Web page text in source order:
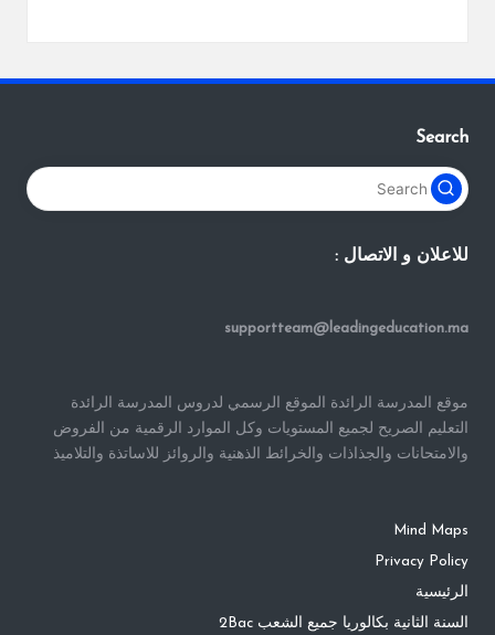
Search
للاعلان و الاتصال :
supportteam@leadingeducation.ma
موقع المدرسة الرائدة الموقع الرسمي لدروس المدرسة الرائدة
التعليم الصريح لجميع المستويات وكل الموارد الرقمية من الفروض
والامتحانات والجذاذات والخرائط الذهنية والروائز للاساتذة والتلاميذ
Mind Maps
Privacy Policy
الرئيسية
السنة الثانية بكالوريا جميع الشعب 2Bac